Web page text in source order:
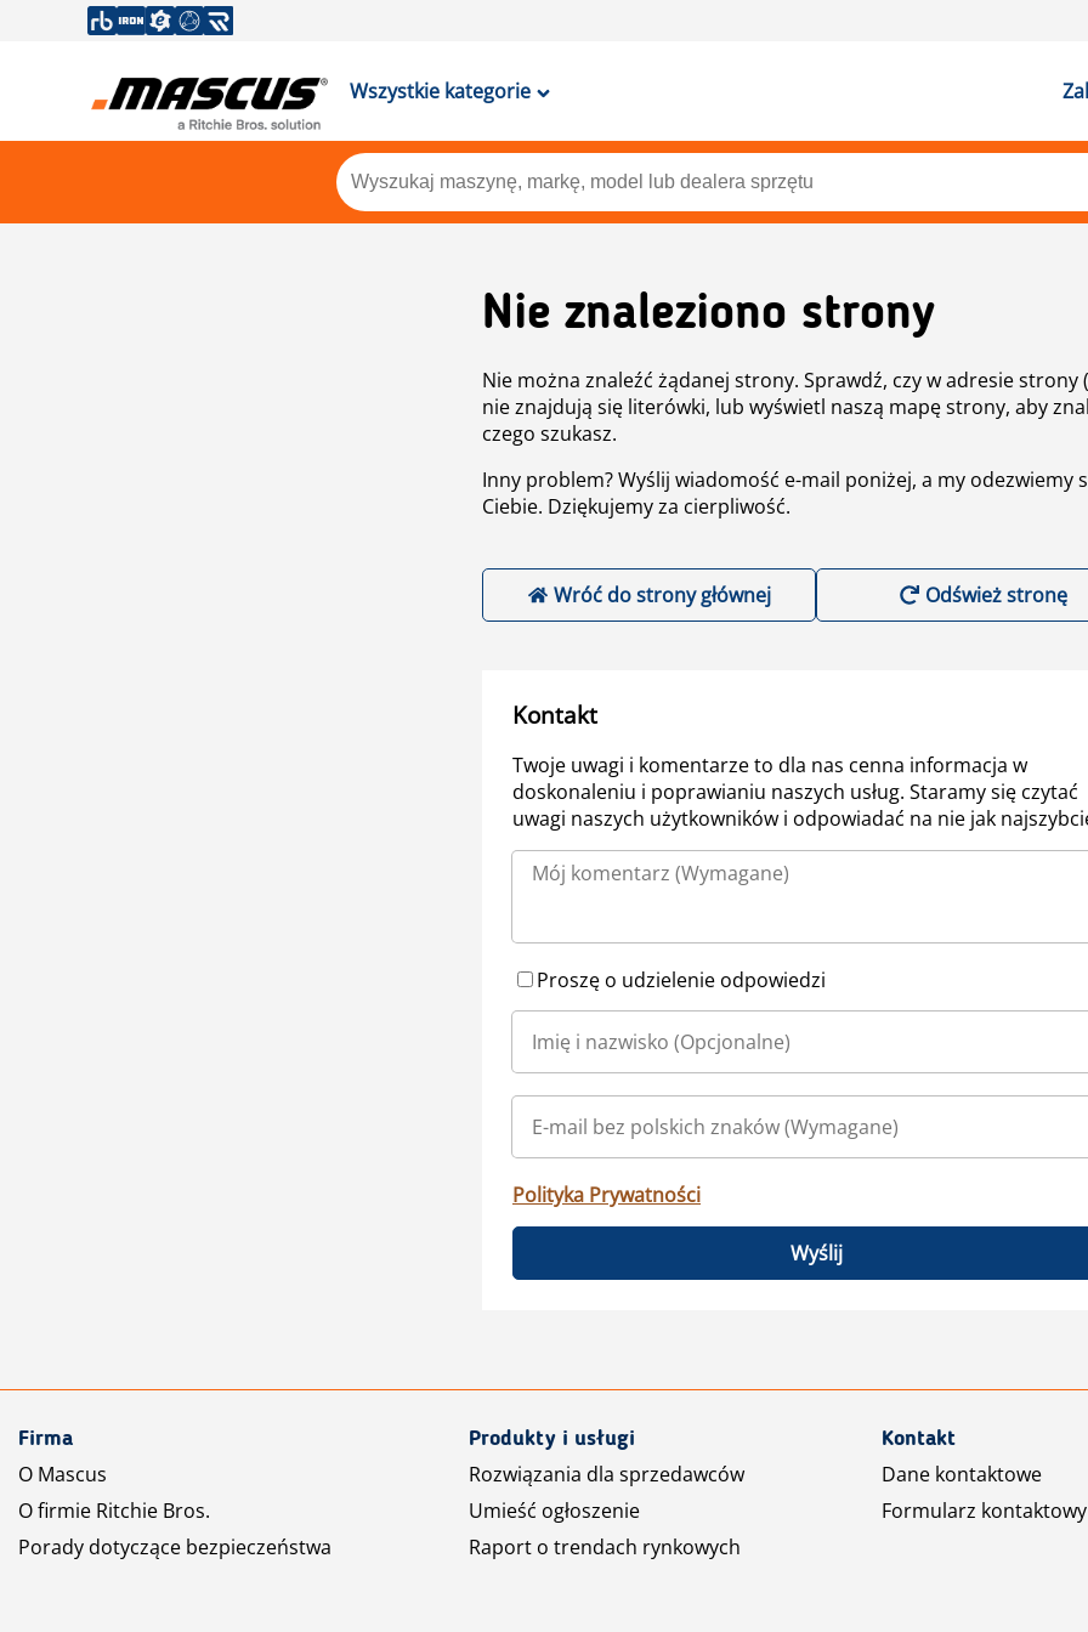
Wszystkie kategorie
Nie znaleziono strony
Nie można znaleźć żądanej strony. Sprawdź, czy w adresie strony
nie znajdują się literówki, lub wyświetl naszą mapę strony, aby
czego szukasz.
Inny problem? Wyślij wiadomość e-mail poniżej, a my odezwiemy
Ciebie. Dziękujemy za cierpliwość.
Wróć do strony głównej Odśwież stronę
Kontakt
Twoje uwagi i komentarze to dla nas cenna informacja w
doskonaleniu i poprawianiu naszych usług. Staramy się czytać
uwagi naszych użytkowników i odpowiadać na nie jak
Proszę o udzielenie odpowiedzi
Polityka Prywatności
Wyślij
Firma
O Mascus
O firmie Ritchie Bros.
Porady dotyczące bezpieczeństwa
Produkty i usługi
Rozwiązania dla sprzedawców
Umieść ogłoszenie
Raport o trendach rynkowych
Kontakt
Dane kontaktowe
Formularz kontaktowy